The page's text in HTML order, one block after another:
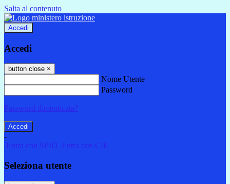
Salta al contenuto
Accedi
Accedi
button close ×
Nome Utente
Password
Password dimenticata?
-
Entra con SPID
Entra con CIE
Seleziona utente